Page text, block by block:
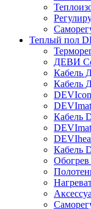
Теплый пол
ДЕВИ
Кабель
Кабель
Кабель
Кабель
Обогрев